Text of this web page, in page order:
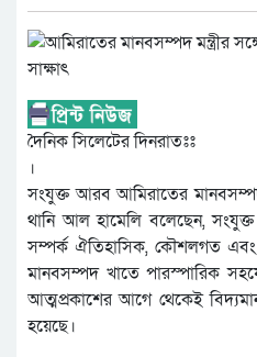
দৈনিক সিলেটের দিনরাতঃঃ
।
সংযুক্ত আরব আমিরাতের মানবসম্পদ
থানি আল হামেলি বলেছেন,
সম্পর্ক ঐতিহাসিক, কৌশলগত এবং
মানবসম্পদ খাতে পারস্পারিক
আত্মপ্রকাশের আগে থেকেই
হয়েছে।